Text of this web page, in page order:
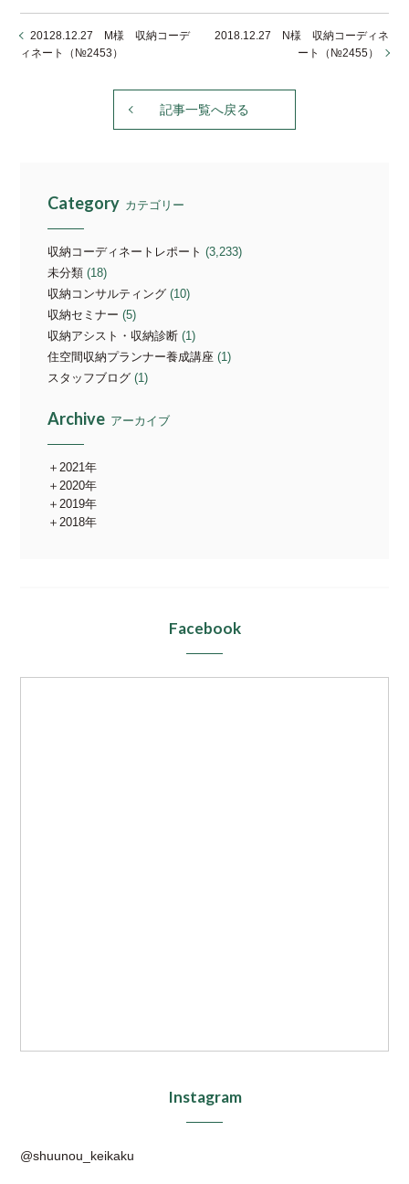
20128.12.27 M様 収納コーデ
ィネート（№2453）
2018.12.27 N様 収納コーディネ
ート（№2455）
記事一覧へ戻る
Category カテゴリー
収納コーディネートレポート (3,233)
未分類 (18)
収納コンサルティング (10)
収納セミナー (5)
収納アシスト・収納診断 (1)
住空間収納プランナー養成講座 (1)
スタッフブログ (1)
Archive アーカイブ
2021年
2020年
2019年
2018年
Facebook
Instagram
@shuunou_keikaku